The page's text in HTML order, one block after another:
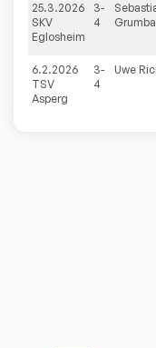
25.3.2026
SKV
Eglosheim
3-
4
6.2.2026
TSV
Asperg
3-
4
Uwe